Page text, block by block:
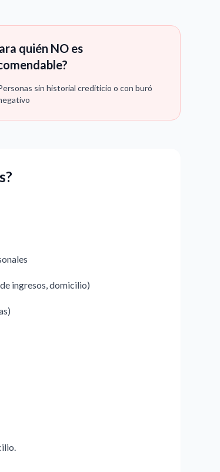
quién NO es
sin historial crediticio o con buró
ingresos, domicilio)